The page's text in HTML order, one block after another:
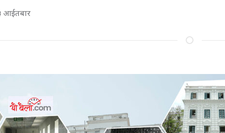
आईतबार